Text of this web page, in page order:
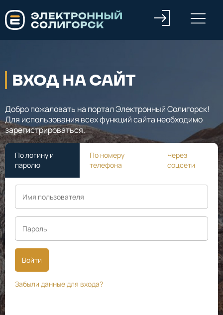
ВХОД НА САЙТ
Добро пожаловать на портал Электронный Солигорск!
Для использования всех функций сайта необходимо
зарегистрироваться.
По логину и
паролю
По номеру
телефона
Через
соцсети
Войти
Забыли данные для входа?